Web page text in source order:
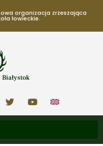
organizacja zrzeszająca
łowieckie.